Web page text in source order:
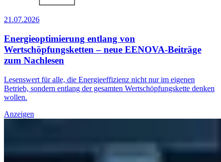
21.07.2026
Energieoptimierung entlang von
Wertschöpfungsketten – neue EENOVA-Beiträge
zum Nachlesen
Lesenswert für alle, die Energieeffizienz nicht nur im eigenen
Betrieb, sondern entlang der gesamten Wertschöpfungskette denken
wollen.
Anzeigen